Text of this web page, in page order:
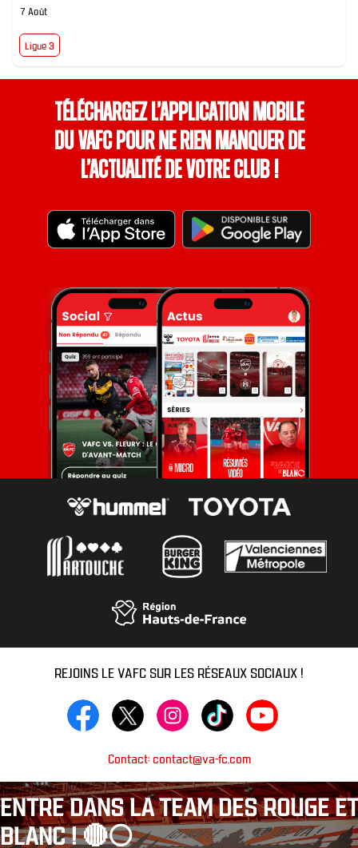
7 Août
Ligue 3
Téléchargez l’application mobile
du VAFC pour ne rien manquer de
l’actualité de votre club !
REJOINS LE VAFC SUR LES RÉSEAUX SOCIAUX !
Contact: contact@va-fc.com
ENTRE DANS LA TEAM DES ROUGE ET
BLANC ! 🔴⚪️